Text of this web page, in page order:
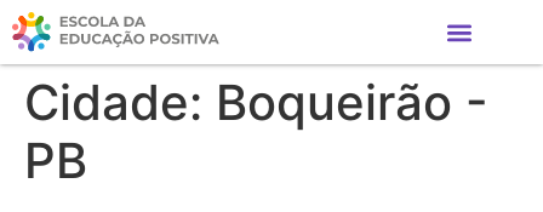
Cidade: Boqueirão -
PB